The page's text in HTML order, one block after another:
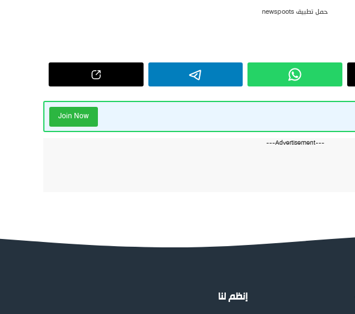
حمل تطبيق newspoots
Join Now
---Advertisement---
إنظم لنا